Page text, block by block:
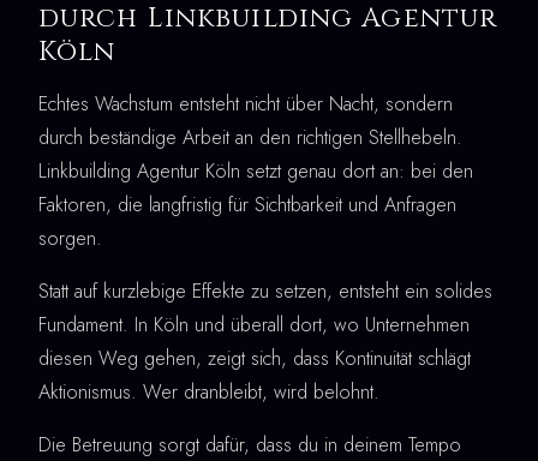
durch Linkbuilding Agentur
Köln
Echtes Wachstum entsteht nicht über Nacht, sondern
durch beständige Arbeit an den richtigen Stellhebeln.
Linkbuilding Agentur Köln setzt genau dort an: bei den
Faktoren, die langfristig für Sichtbarkeit und Anfragen
sorgen.
Statt auf kurzlebige Effekte zu setzen, entsteht ein solides
Fundament. In Köln und überall dort, wo Unternehmen
diesen Weg gehen, zeigt sich, dass Kontinuität schlägt
Aktionismus. Wer dranbleibt, wird belohnt.
Die Betreuung sorgt dafür, dass du in deinem Tempo